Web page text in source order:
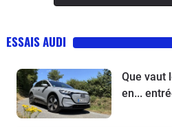
ESSAIS AUDI
Que vaut
en...